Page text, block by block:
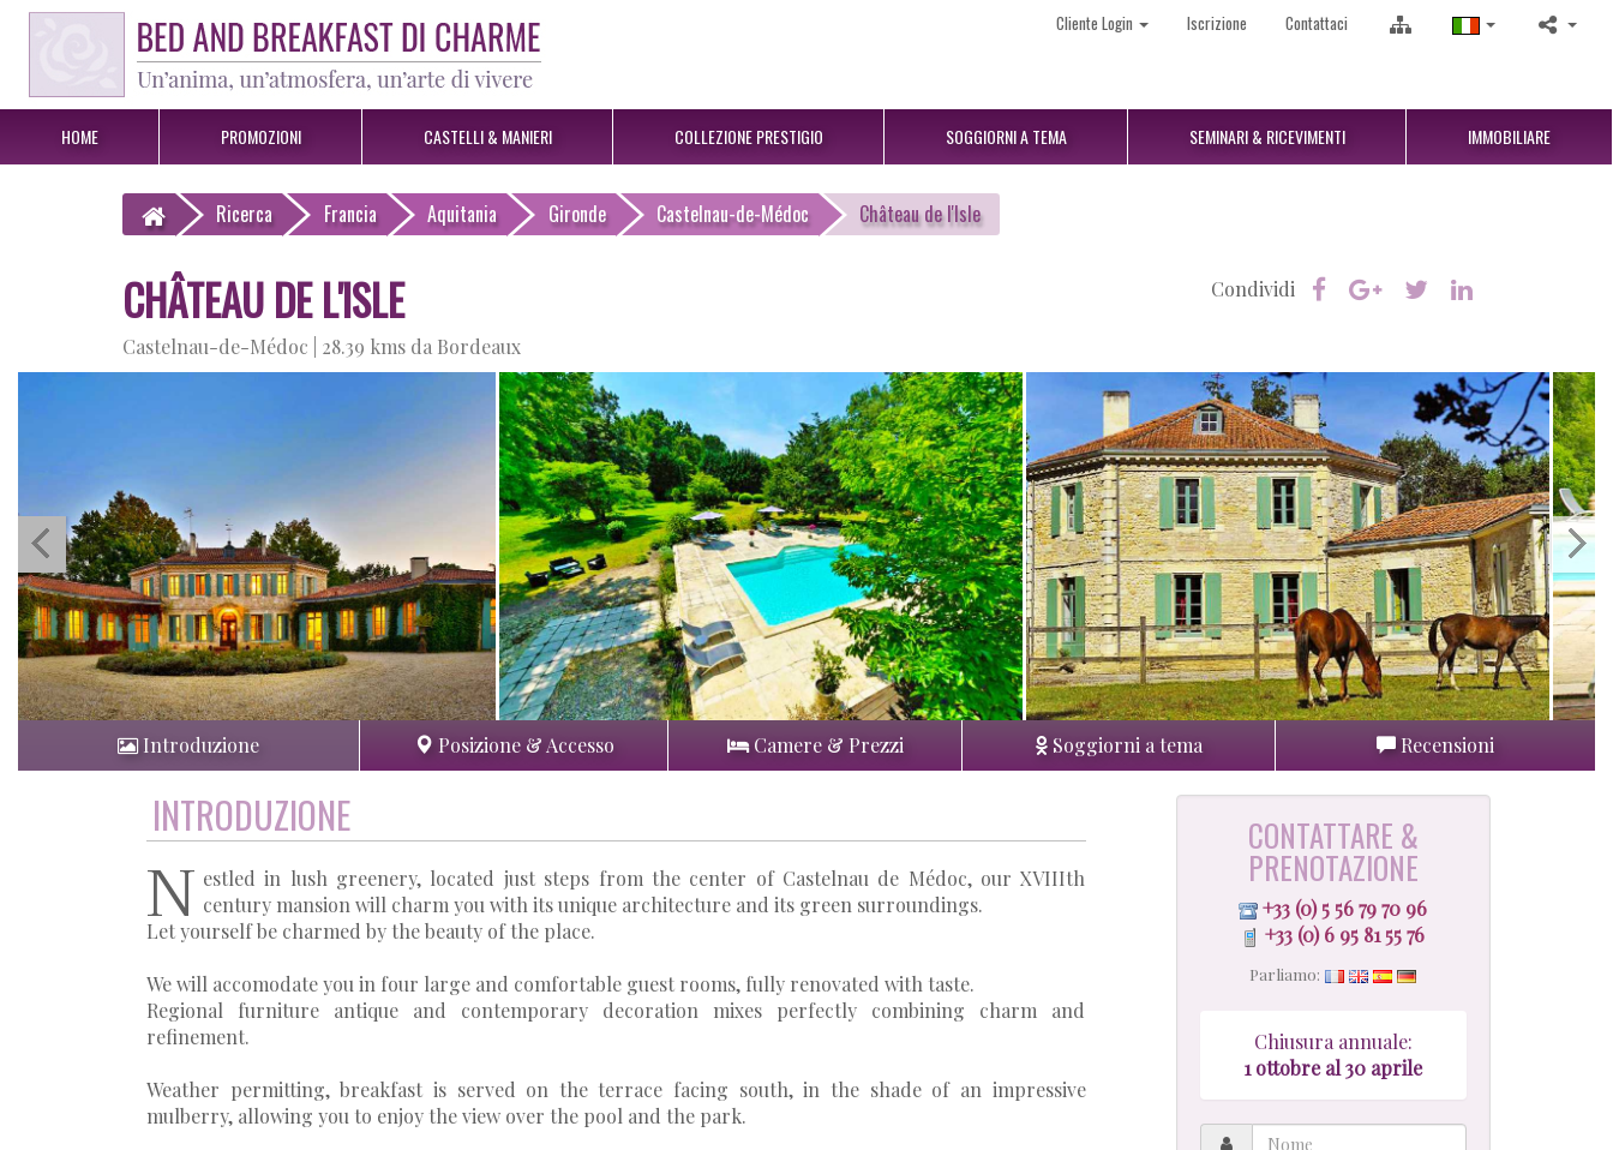
Cliente Login Iscrizione Contattaci
HOME PROMOZIONI CASTELLI & MANIERI COLLEZIONE PRESTIGIO SOGGIORNI A TEMA SEMINARI & RICEVIMENTI IMMOBILIARE
Ricerca Francia Aquitania Gironde Castelnau-de-Médoc Château de l'Isle
CHÂTEAU DE L'ISLE
Castelnau-de-Médoc | 28.39 kms da Bordeaux
Condividi
Introduzione Posizione & Accesso Camere & Prezzi Soggiorni a tema Recensioni
INTRODUZIONE
N estled in lush greenery, located just steps from the center of Castelnau de Médoc, our XVIIIth
century mansion will charm you with its unique architecture and its green surroundings.
Let yourself be charmed by the beauty of the place.
We will accomodate you in four large and comfortable guest rooms, fully renovated with taste.
Regional furniture antique and contemporary decoration mixes perfectly combining charm and
refinement.
Weather permitting, breakfast is served on the terrace facing south, in the shade of an impressive
mulberry, allowing you to enjoy the view over the pool and the park.
CONTATTARE &
PRENOTAZIONE
+33 (0) 5 56 79 70 96
+33 (0) 6 95 81 55 76
Parliamo:
Chiusura annuale:
1ottobre al 30 aprile
Nome